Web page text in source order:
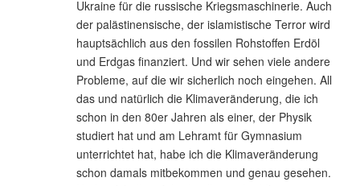
Ukraine für die russische Kriegsmaschinerie. Auch
der palästinensische, der islamistische Terror wird
hauptsächlich aus den fossilen Rohstoffen Erdöl
und Erdgas finanziert. Und wir sehen viele andere
Probleme, auf die wir sicherlich noch eingehen. All
das und natürlich die Klimaveränderung, die ich
schon in den 80er Jahren als einer, der Physik
studiert hat und am Lehramt für Gymnasium
unterrichtet hat, habe ich die Klimaveränderung
schon damals mitbekommen und genau gesehen.